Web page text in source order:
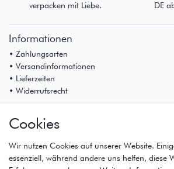
verpacken mit Liebe.
DE
Informationen
• Zahlungsarten
• Versandinformationen
• Lieferzeiten
• Widerrufsrecht
• Registrierung
• Warenkorb
• Kasse
Cookies
Wir nutzen Cookies auf unserer Website.
essenziell, während andere uns helfen, diese